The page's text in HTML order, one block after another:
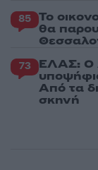
85 Το
θα
73 ΕΛΑΣ: Ο
Από τα
σκηνή